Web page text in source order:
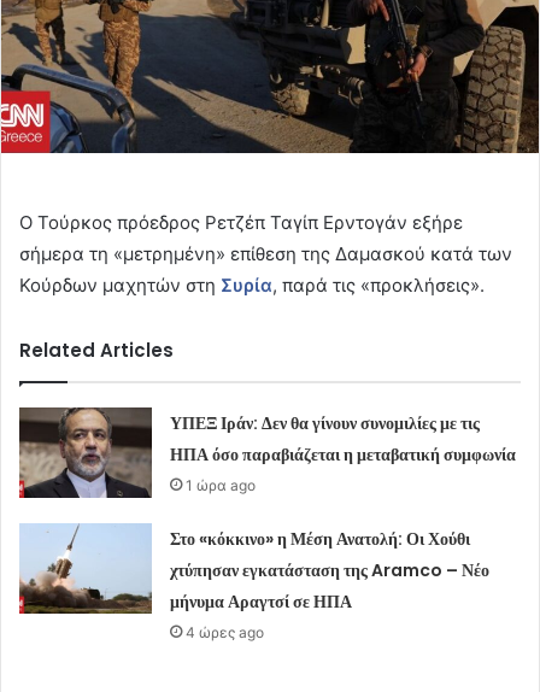
Ο Τούρκος πρόεδρος Ρετζέπ Ταγίπ Ερντογάν εξήρε
σήμερα τη «μετρημένη» επίθεση της Δαμασκού κατά των
Κούρδων μαχητών στη Συρία, παρά τις «προκλήσεις».
Related Articles
ΥΠΕΞ Ιράν: Δεν θα γίνουν συνομιλίες με τις
ΗΠΑ όσο παραβιάζεται η μεταβατική συμφωνία
1 ώρα ago
Στο «κόκκινο» η Μέση Ανατολή: Οι Χούθι
χτύπησαν εγκατάσταση της Aramco – Νέο
μήνυμα Αραγτσί σε ΗΠΑ
4 ώρες ago